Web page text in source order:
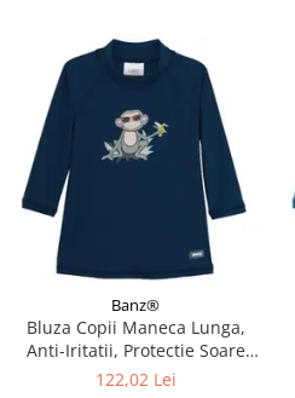
Banz®
Bluza Copii Maneca Lunga,
Anti-Iritatii, Protectie Soare
UPF50+, Navy Jungle, Diverse
122,02 Lei